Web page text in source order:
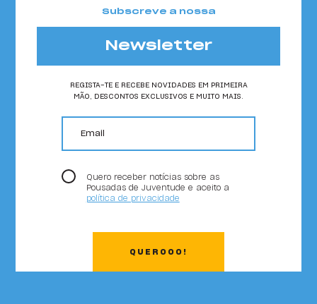
Subscreve a nossa
Newsletter
REGISTA-TE E RECEBE NOVIDADES EM PRIMEIRA
MÃO, DESCONTOS EXCLUSIVOS E MUITO MAIS.
email
Quero receber notícias sobre as
Pousadas de Juventude e aceito a
política de privacidade
QUEROOO!